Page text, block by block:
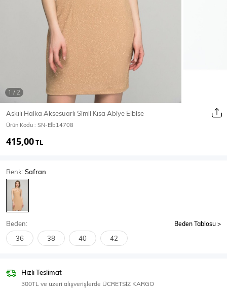
Mont & Kaban Yağmurluk
T-SHİRT & BLUZ
T-Shirt
Body
SPOR GİYİM
Askılı Halka Aksesuarlı Simli Kısa Abiye Elbise
Ürün Kodu : SN-Elb14708
415,00TL
Renk:Safran
Beden: Beden Tablosu
36 38 40 42
Hızlı Teslimat
300TL ve üzeri alışverişlerde ÜCRETSİZ KARGO